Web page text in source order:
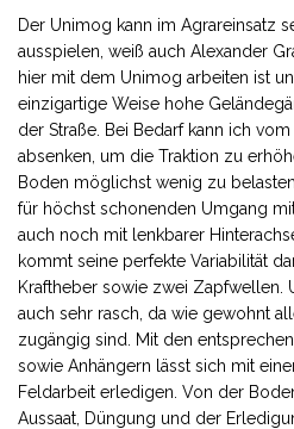
Der Unimog kann im Agrareinsatz
ausspielen, weiß auch Alexander
hier mit dem Unimog arbeiten ist
einzigartige Weise hohe
der Straße. Bei Bedarf kann ich
absenken, um die Traktion zu
Boden möglichst wenig zu
für höchst schonenden Umgang
auch noch mit lenkbarer
kommt seine perfekte Variabilität
Kraftheber sowie zwei Zapfwellen.
auch sehr rasch, da wie gewohnt
zugängig sind. Mit den
sowie Anhängern lässt sich mit
Feldarbeit erledigen. Von der
Aussaat, Düngung und der